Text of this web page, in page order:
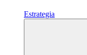
Estrategia